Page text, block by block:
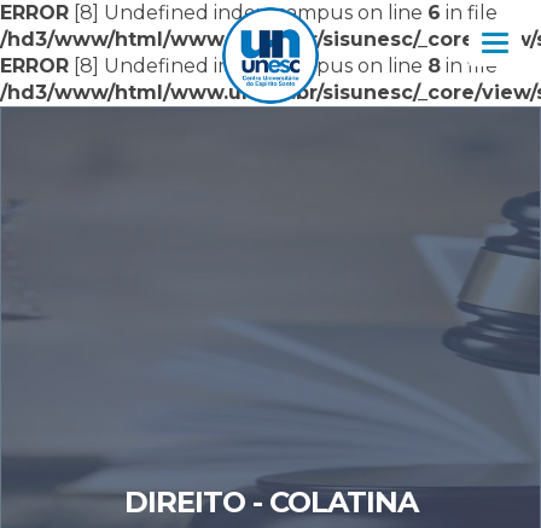
ERROR [8] Undefined index: campus on line 6 in file
/hd3/www/html/www.unesc.br/sisunesc/_core/
ERROR [8] Undefined index: campus on line 8 in file
/hd3/www/html/www.unesc.br/sisunesc/_core/
DIREITO - COLATINA